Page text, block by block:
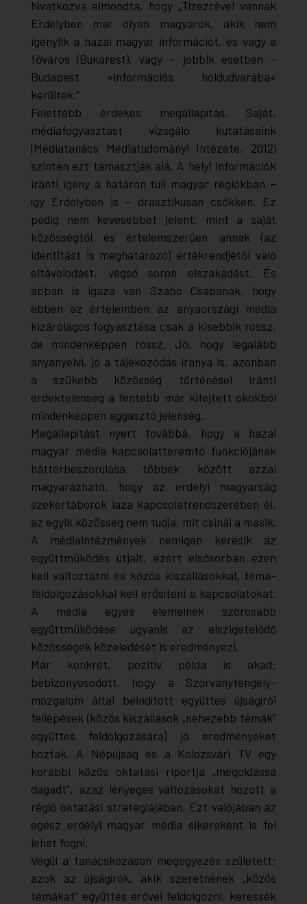
hivatkozva elmondta, hogy „Tízezrével vannak
Erdélyben már olyan magyarok, akik nem
igénylik a hazai magyar információt, és vagy a
főváros (Bukarest), vagy – jobbik esetben –
Budapest »információs holdudvarába«
kerültek.”
Felettébb érdekes megállapítás. Saját,
médiafogyasztást vizsgáló kutatásaink
(Médiatanács Médiatudományi Intézete, 2012)
szintén ezt támasztják alá. A helyi információk
iránti igény a határon túli magyar régiókban –
így Erdélyben is – drasztikusan csökken. Ez
pedig nem kevesebbet jelent, mint a saját
közösségtől és értelemszerűen annak (az
identitást is meghatározó) értékrendjétől való
eltávolodást, végső soron elszakadást. És
abban is igaza van Szabó Csabának, hogy
ebben az értelemben az anyaországi média
kizárólagos fogyasztása csak a kisebbik rossz,
de mindenképpen rossz. Jó, hogy legalább
anyanyelvi, jó a tájékozódás iránya is, azonban
a szűkebb közösség történései iránti
érdektelenség a fentebb már kifejtett okokból
mindenképpen aggasztó jelenség.
Megállapítást nyert továbbá, hogy a hazai
magyar média kapcsolatteremtő funkciójának
háttérbeszorulása többek között azzal
magyarázható, hogy az erdélyi magyarság
szekértáborok laza kapcsolatrendszerében él,
az egyik közösség nem tudja, mit csinál a másik.
A médiaintézmények nemigen keresik az
együttműködés útjait, ezért elsősorban ezen
kell változtatni és közös kiszállásokkal, téma-
feldolgozásokkal kell erősíteni a kapcsolatokat.
A média egyes elemeinek szorosabb
együttműködése ugyanis az elszigetelődő
közösségek közeledését is eredményezi.
Már konkrét, pozitív példa is akad:
bebizonyosodott. hogy a Szórványtengely-
mozgalom által beindított együttes újságírói
fellépések (közös kiszállások „nehezebb témák”
együttes feldolgozására) jó eredményeket
hoztak. A
Népújság és a Kolozsvári TV egy
korábbi közös oktatási riportja „megoldássá
dagadt”, azaz lényeges változásokat hozott a
régió oktatási stratégiájában. Ezt valójában az
egész erdélyi magyar média sikereként is fel
lehet fogni.
Végül a tanácskozáson megegyezés született:
azok az újságírók, akik szeretnének „közös
témákat” együttes erővel feldolgozni, keressék